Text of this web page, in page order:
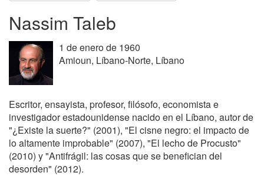
Nassim Taleb
1 de enero de 1960
Amioun, Líbano-Norte, Líbano
Escritor, ensayista, profesor, filósofo, economista e
investigador estadounidense nacido en el Líbano, autor de
"¿Existe la suerte?" (2001), "El cisne negro: el impacto de
lo altamente improbable" (2007), "El lecho de Procusto"
(2010) y "Antifrágil: las cosas que se benefician del
desorden" (2012).